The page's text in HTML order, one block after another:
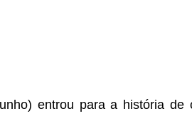
entrou para a história